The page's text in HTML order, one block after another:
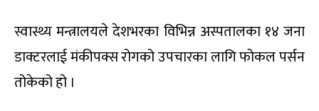
स्वास्थ्य मन्त्रालयले देशभरका विभिन्न अस्पतालका १४ जना
डाक्टरलाई मंकीपक्स रोगको उपचारका लागि फोकल पर्सन
तोकेको हो ।